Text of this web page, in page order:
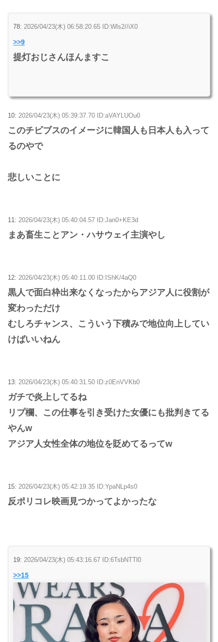
78: 2026/04/23(木) 06:58:20.65 ID:Wls2//iX0
>>9
提灯おじさんほんますこ
10: 2026/04/23(木) 05:39:37.70 ID:aVAYLUOu0
このチビブスのイメージに韓国人も日本人も入って
るのやで
悲しいことに
11: 2026/04/23(木) 05:40:04.57 ID:Jan0+KE3d
まあ畜生ことアン・ハサウェイ主演やし
12: 2026/04/23(木) 05:40:11.00 ID:IShK/4aQ0
黒人で面白枠出来なくなったからアジア人に役割が
変わっただけ
むしろチャンス、こういう下積みで地位向上してい
けばいいねん
13: 2026/04/23(木) 05:40:31.50 ID:z0EnVVKb0
ガチで炎上してるね
リプ欄、この仕事を引き受けた女優にも批判きてる
やんw
アジア人女性全体の地位を貶めてるってw
15: 2026/04/23(木) 05:42:19.35 ID:YpaNLp4s0
反ポリコレ映画見つかってよかったな
19: 2026/04/23(木) 05:43:16.67 ID:6TsbNTTl0
>>15